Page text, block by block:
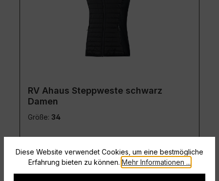
RV Ahaus Steppweste schwarz
Damen
Größe: 34
Diese Website verwendet Cookies, um eine bestmögliche
Erfahrung bieten zu können. Mehr Informationen ...